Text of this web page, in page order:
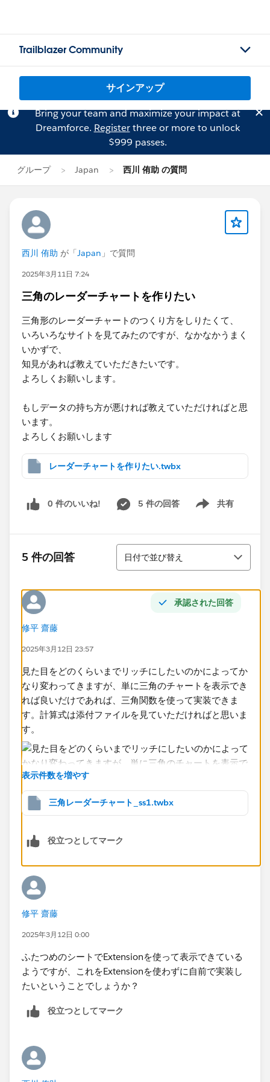
Trailblazer Community
サインアップ
Bring your team and maximize your impact at
Dreamforce. Registerthree or more to unlock
$999 passes.
グループ Japan 西川 侑助 の質問
西川 侑助 が「Japan 」で質問
2025年3月11日 7:24
三角のレーダーチャートを作りたい
三角形のレーダーチャートのつくり方をしりたくて、
いろいろなサイトを見てみたのですが、なかなかうまく
いかずで、
知見があれば教えていただきたいです。
よろしくお願いします。
もしデータの持ち方が悪ければ教えていただければと思
います。
よろしくお願いします
レーダーチャートを作りたい.twbx
0 件のいいね! 5 件の回答 共有
Show menu
5 件の回答
並び替え
日付で並び替え
承認された回答
修平 齋藤
2025年3月12日 23:57
見た目をどのくらいまでリッチにしたいのかによってか
なり変わってきますが、単に三角のチャートを表示でき
れば良いだけであれば、三角関数を使って実装できま
す。計算式は添付ファイルを見ていただければと思いま
す。
表示件数を増やす
三角レーダーチャート_ss1.twbx
役立つとしてマーク
修平 齋藤
2025年3月12日 0:00
ふたつめのシートでExtensionを使って表示できている
ようですが、これをExtensionを使わずに自前で実装し
たいということでしょうか？
役立つとしてマーク